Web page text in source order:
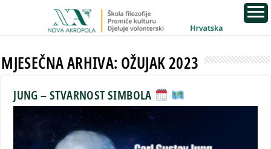
MJESEČNA ARHIVA: OŽUJAK 2023
JUNG – STVARNOST SIMBOLA